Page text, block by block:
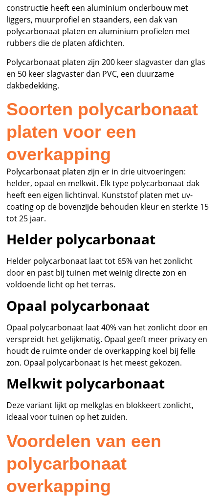
constructie heeft een aluminium onderbouw met
liggers, muurprofiel en staanders, een dak van
polycarbonaat platen en aluminium profielen met
rubbers die de platen afdichten.
Polycarbonaat platen zijn 200 keer slagvaster dan glas
en 50 keer slagvaster dan PVC, een duurzame
dakbedekking.
Soorten polycarbonaat
platen voor een
overkapping
Polycarbonaat platen zijn er in drie uitvoeringen:
helder, opaal en melkwit. Elk type polycarbonaat dak
heeft een eigen lichtinval. Kunststof platen met uv-
coating op de bovenzijde behouden kleur en sterkte 15
tot 25 jaar.
Helder polycarbonaat
Helder polycarbonaat laat tot 65% van het zonlicht
door en past bij tuinen met weinig directe zon en
voldoende licht op het terras.
Opaal polycarbonaat
Opaal polycarbonaat laat 40% van het zonlicht door en
verspreidt het gelijkmatig. Opaal geeft meer privacy en
houdt de ruimte onder de overkapping koel bij felle
zon. Opaal polycarbonaat is het meest gekozen.
Melkwit polycarbonaat
Deze variant lijkt op melkglas en blokkeert zonlicht,
ideaal voor tuinen op het zuiden.
Voordelen van een
polycarbonaat
overkapping